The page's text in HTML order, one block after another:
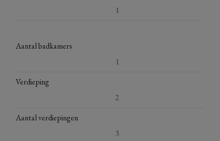
1
Aantal badkamers
1
Verdieping
2
Aantal verdiepingen
3